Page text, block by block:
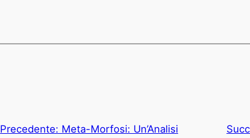
Precedente: Meta-Morfosi: Un’Analisi